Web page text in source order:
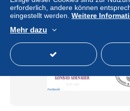
Neu
erforderlich, andere können
eingestellt werden. Weitere
Mehr dazu